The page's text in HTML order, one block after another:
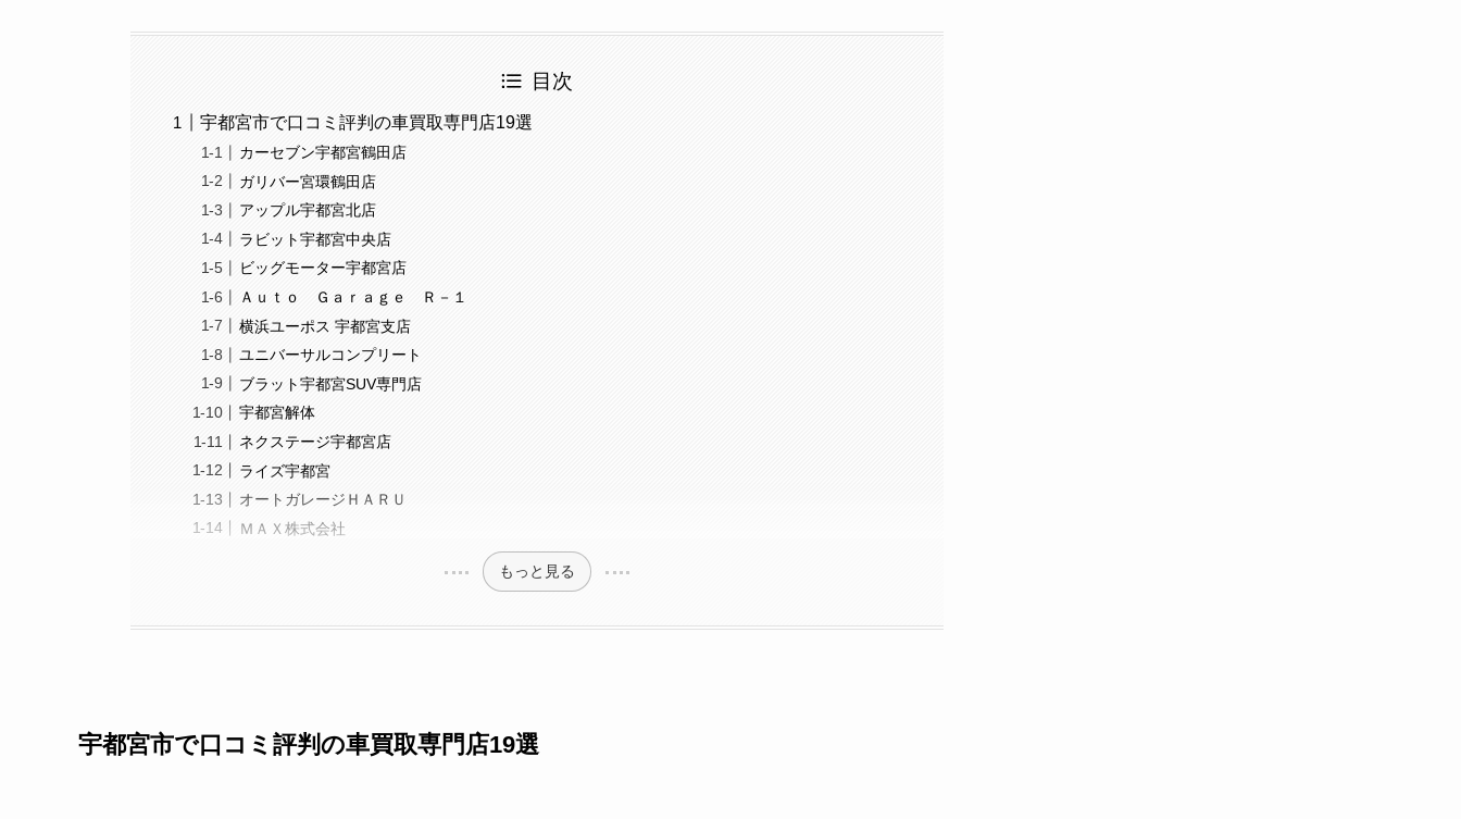
目次
宇都宮市で口コミ評判の車買取専門店19選
カーセブン宇都宮鶴田店
ガリバー宮環鶴田店
アップル宇都宮北店
ラビット宇都宮中央店
ビッグモーター宇都宮店
Ａｕｔｏ Ｇａｒａｇｅ Ｒ－１
横浜ユーポス 宇都宮支店
ユニバーサルコンプリート
ブラット宇都宮SUV専門店
宇都宮解体
ネクステージ宇都宮店
ライズ宇都宮
オートガレージＨＡＲＵ
ＭＡＸ株式会社
もっと見る
宇都宮市で口コミ評判の車買取専門店19選